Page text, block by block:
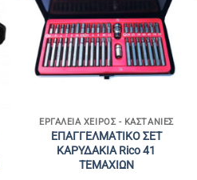
ΕΡΓΑΛΕΊΑ ΧΕΙΡΌΣ - ΚΑΣΤΆΝΙΕΣ
ΕΠΑΓΓΕΛΜΑΤΙΚΟ ΣΕΤ
ΚΑΡΥΔΑΚΙΑ Rico 41
ΤΕΜΑΧΙΩΝ